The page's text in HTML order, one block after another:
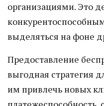
организациями. Это
выделяться на фоне
Предоставление
выгодная стратегия
им привлечь новых